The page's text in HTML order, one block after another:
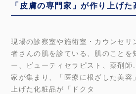
「皮膚の専門家」が作り上げ
現場の診察室や施術室・カウンセリ
者さんの肌を診ている、肌のことを
ー、ビューティセラピスト、薬剤師
家が集まり、「医療に根ざした美容
上げた化粧品が「ドクタ